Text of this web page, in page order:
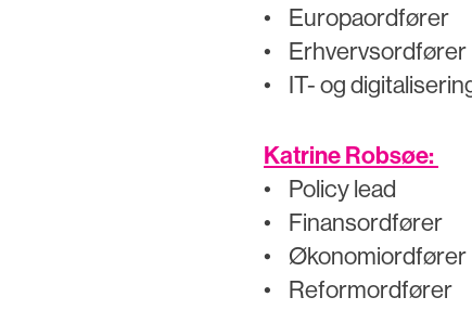
• Europaordfører
• Erhvervsordfører
• IT- og
Katrine Robsøe:
• Policy lead
• Finansordfører
• Økonomiordfører
• Reformordfører